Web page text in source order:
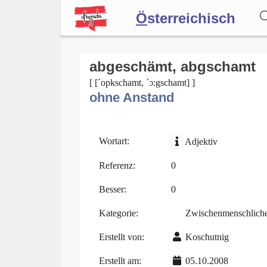
Österreichisch
Forum
Blog
abgeschämt, abgschamt
[ [´opkschamt, ´ɔ:gschamt] ]
ohne Anstand
Wortart: Adjektiv
Referenz: 0
Besser: 0
Kategorie:
Erstellt von: Koschutnig
Erstellt am: 05.10.2008